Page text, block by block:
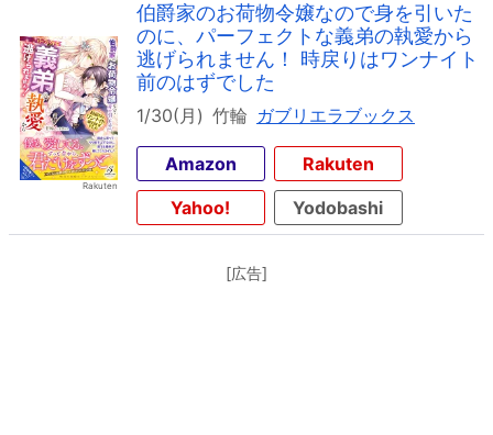
伯爵家のお荷物令嬢なので身を引いた
のに、パーフェクトな義弟の執愛から
逃げられません！ 時戻りはワンナイト
前のはずでした
1/30(月) 竹輪 ガブリエラブックス
Amazon
Rakuten
Yahoo!
Yodobashi
[広告]